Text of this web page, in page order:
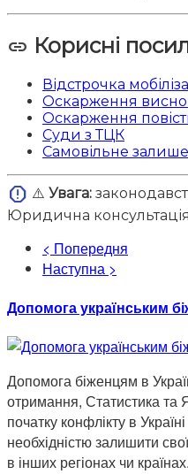
link Корисні
Відстрочка
Оскарження
Оскарження
Суди з ТЦК
Самовільне
report ⚠️ Увага:
Юридична
< Попередня
Наступна >
Допомога українським
Допомога біженцям в
отримання, Статистика
початку конфлікту в
необхідністю залишити
в інших регіонах чи